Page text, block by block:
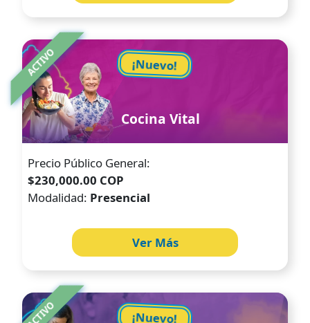
ACTIVO ¡Nuevo!
Image
Cocina Vital
Precio Público General:
$230,000.00 COP
Modalidad: Presencial
Ver Más
ACTIVO ¡Nuevo!
Image